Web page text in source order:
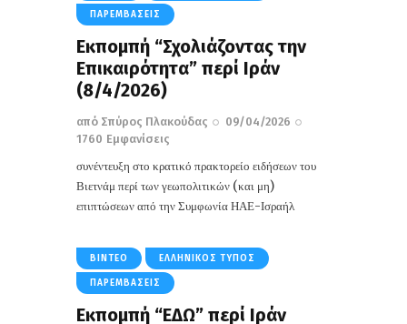
ΠΑΡΕΜΒΆΣΕΙΣ
Εκπομπή “Σχολιάζοντας την
Επικαιρότητα” περί Ιράν
(8/4/2026)
από Σπύρος Πλακούδας
09/04/2026
1760 Εμφανίσεις
συνέντευξη στο κρατικό πρακτορείο ειδήσεων του
Βιετνάμ περί των γεωπολιτικών (και μη)
επιπτώσεων από την Συμφωνία ΗΑΕ-Ισραήλ
ΒΊΝΤΕΟ ΕΛΛΗΝΙΚΌΣ ΤΎΠΟΣ
ΠΑΡΕΜΒΆΣΕΙΣ
Εκπομπή “EΔΩ” περί Ιράν